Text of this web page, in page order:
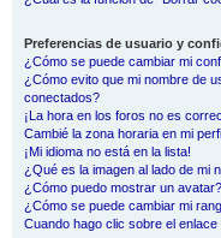
Preferencias de usuario y
¿Cómo se puede cambiar mi
¿Cómo evito que mi nombre de
conectados?
¡La hora en los foros no es
Cambié la zona horaria en mi
¡Mi idioma no está en la lista!
¿Qué es la imagen al lado de mi
¿Cómo puedo mostrar un avatar?
¿Cómo se puede cambiar mi
Cuando hago clic sobre el